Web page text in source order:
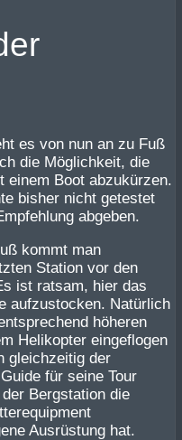
es von nun an zu Fuß
die Möglichkeit, die
einem Boot abzukürzen.
bisher nicht getestet
abgeben.
kommt man
Station vor den
ist ratsam, hier das
aufzustocken. Natürlich
höheren
Helikopter eingeflogen
gleichzeitig der
für seine Tour
Bergstation die
Ausrüstung hat.